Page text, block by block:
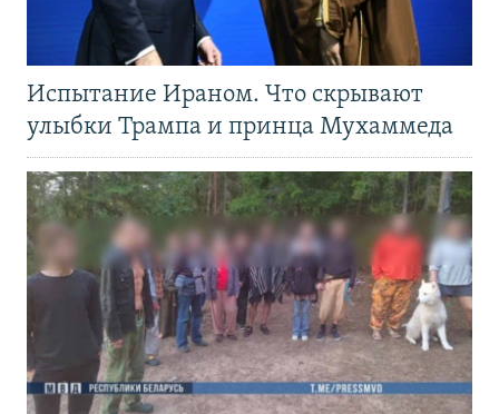
Испытание Ираном. Что скрывают
улыбки Трампа и принца Мухаммеда